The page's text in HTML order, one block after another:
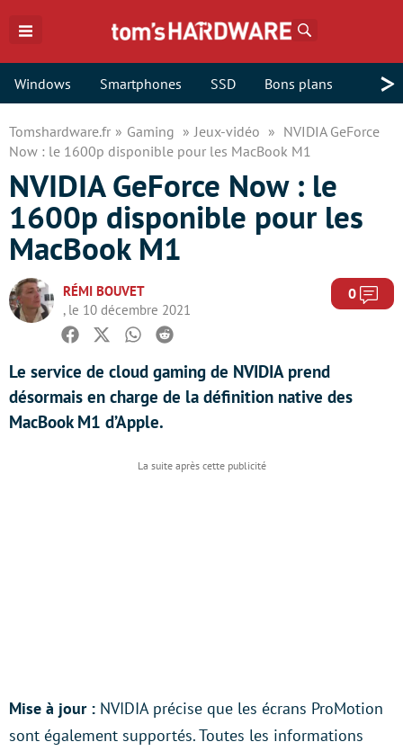
Windows Smartphones SSD Bons plans >
Tomshardware.fr Gaming Jeux-vidéo
NVIDIA GeForce
Now : le 1600p disponible pour les MacBook M1
NVIDIA GeForce Now : le
1600p disponible pour les
MacBook M1
RÉMI BOUVET
, le 10 décembre 2021
0
Facebook
TwitterWhatsapp
Reddit
Le service de cloud gaming de NVIDIA prend
désormais en charge de la définition native des
MacBook M1 d’Apple.
Mise à jour : NVIDIA précise que les écrans ProMotion
sont également supportés. Toutes les informations